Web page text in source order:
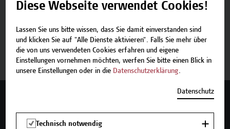
Beschreibung
Termine und Anmeldung
Diese Webseite verwendet Cookies!
Lassen Sie uns bitte wissen, dass Sie damit einverstanden sind
und klicken Sie auf "Alle Dienste aktivieren". Falls Sie mehr über
die von uns verwendeten Cookies erfahren und eigene
Einstellungen vornehmen möchten, werfen Sie bitte einen Blick in
unsere Einstellungen oder in die Datenschutzerklärung.
Datenschutz
Technisch notwendig